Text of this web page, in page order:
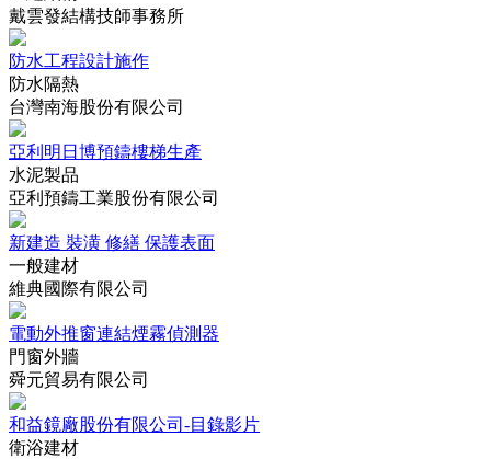
戴雲發結構技師事務所
防水工程設計施作
防水隔熱
台灣南海股份有限公司
亞利明日博預鑄樓梯生產
水泥製品
亞利預鑄工業股份有限公司
新建造 裝潢 修繕 保護表面
一般建材
維典國際有限公司
電動外推窗連結煙霧偵測器
門窗外牆
舜元貿易有限公司
和益鏡廠股份有限公司-目錄影片
衛浴建材